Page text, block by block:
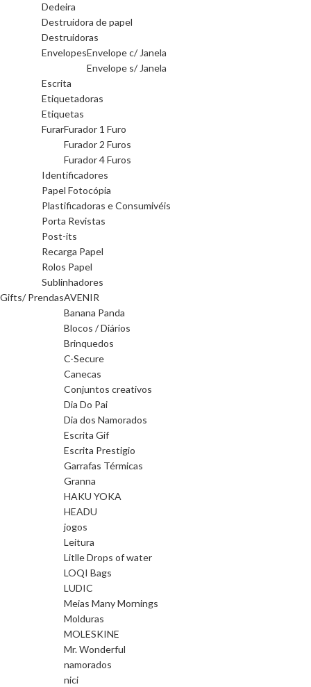
Dedeira
Destruidora de papel
Destruidoras
EnvelopesEnvelope c/ Janela
Envelope s/ Janela
Escrita
Etiquetadoras
Etiquetas
FurarFurador 1 Furo
Furador 2 Furos
Furador 4 Furos
Identificadores
Papel Fotocópia
Plastificadoras e Consumivéis
Porta Revistas
Post-its
Recarga Papel
Rolos Papel
Sublinhadores
Gifts/ PrendasAVENIR
Banana Panda
Blocos / Diários
Brinquedos
C-Secure
Canecas
Conjuntos creativos
Dia Do Pai
Dia dos Namorados
Escrita Gif
Escrita Prestigio
Garrafas Térmicas
Granna
HAKU YOKA
HEADU
jogos
Leitura
Litlle Drops of water
LOQI Bags
LUDIC
Meias Many Mornings
Molduras
MOLESKINE
Mr. Wonderful
namorados
nici